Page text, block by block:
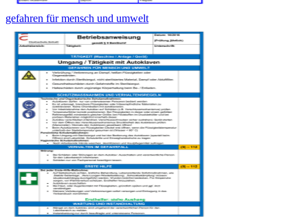
gefahren für mensch und umwelt